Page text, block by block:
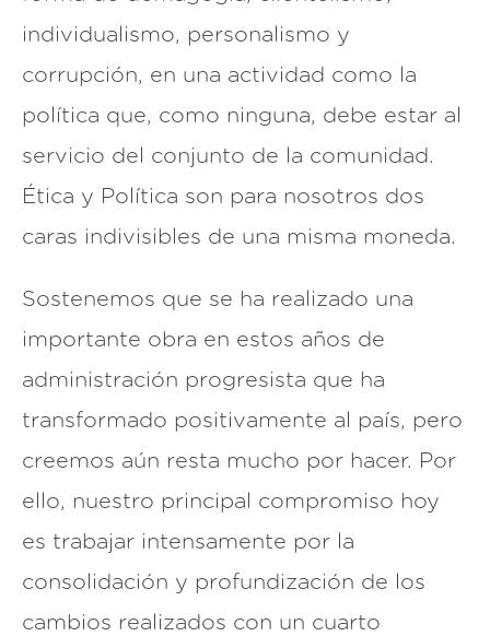
individualismo, personalismo y
corrupción, en una actividad como la
política que, como ninguna, debe estar al
servicio del conjunto de la comunidad.
Ética y Política son para nosotros dos
caras indivisibles de una misma moneda.
Sostenemos que se ha realizado una
importante obra en estos años de
administración progresista que ha
transformado positivamente al país, pero
creemos aún resta mucho por hacer. Por
ello, nuestro principal compromiso hoy
es trabajar intensamente por la
consolidación y profundización de los
cambios realizados con un cuarto